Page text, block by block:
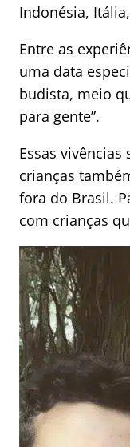
Indonésia,
Entre as
uma data
budista, meio
para gente”.
Essas
crianças
fora do Brasil.
com crianças